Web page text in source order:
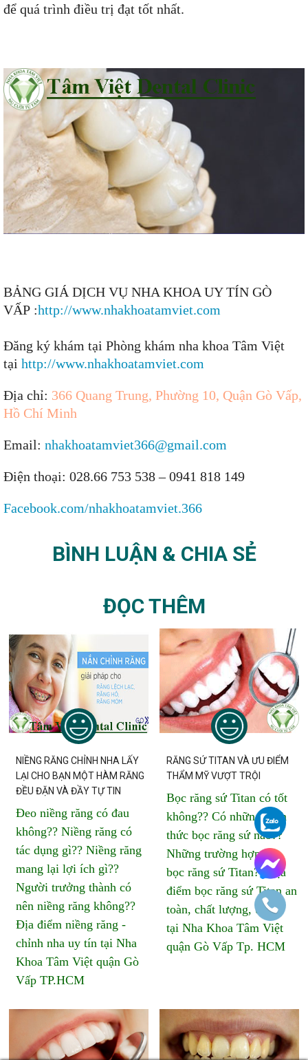
để quá trình điều trị đạt tốt nhất.
BẢNG GIÁ DỊCH VỤ NHA KHOA UY TÍN GÒ
VẤP :http://www.nhakhoatamviet.com
Đăng ký khám tại Phòng khám nha khoa Tâm Việt
tại http://www.nhakhoatamviet.com
Địa chỉ: 366 Quang Trung, Phường 10, Quận Gò Vấp,
Hồ Chí Minh
Email: nhakhoatamviet366@gmail.com
Điện thoại: 028.66 753 538 – 0941 818 149
Facebook.com/nhakhoatamviet.366
BÌNH LUẬN & CHIA SẺ
ĐỌC THÊM
NIỀNG RĂNG CHỈNH NHA LẤY
LẠI CHO BẠN MỘT HÀM RĂNG
ĐỀU ĐẶN VÀ ĐẦY TỰ TIN
Đeo niềng răng có đau
không?? Niềng răng có
tác dụng gì?? Niềng răng
mang lại lợi ích gì??
Người trưởng thành có
nên niềng răng không??
Địa điểm niềng răng -
chỉnh nha uy tín tại Nha
Khoa Tâm Việt quận Gò
Vấp TP.HCM
RĂNG SỨ TITAN VÀ ƯU ĐIỂM
THẨM MỸ VƯỢT TRỘI
Bọc răng sứ Titan có tốt
không?? Có những hình
thức bọc răng sứ nào??
Những trường hợp nên
bọc răng sứ Titan?? Địa
điểm bọc răng sứ Titan an
toàn, chất lượng, uy tín
tại Nha Khoa Tâm Việt
quận Gò Vấp Tp. HCM